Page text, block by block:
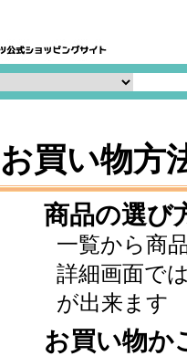
お買い物方
商品の選び
一覧から商
詳細画面で
が出来ます
お買い物か